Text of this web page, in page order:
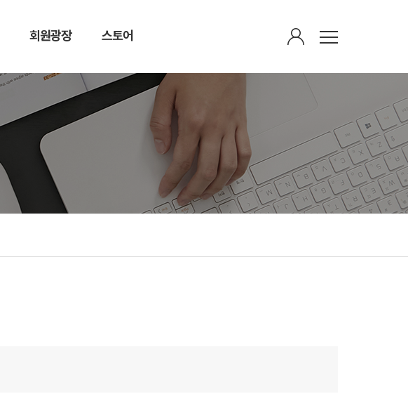
회원광장 스토어
회원광장
정회원 한의원 검색
감로수
가볍다(茶)
산삼비만약침
유산균(바울케어 알엑스)
식이섬유(파인실)